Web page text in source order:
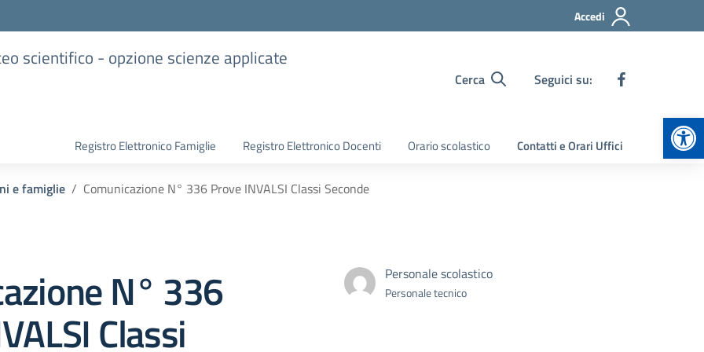
Accedi
scientifico - opzione scienze applicate
Cerca Seguici su:
Registro Elettronico Famiglie Registro Elettronico Docenti Orario scolastico Contatti e Orari Uffici
e famiglie Comunicazione N° 336 Prove INVALSI Classi Seconde
N° 336
Classi
Personale scolastico
Personale tecnico